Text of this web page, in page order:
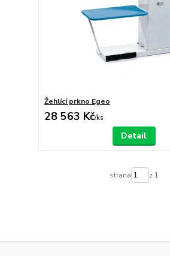
Žehlící prkno Egeo
28 563 Kč/ks
Detail
strana z 1